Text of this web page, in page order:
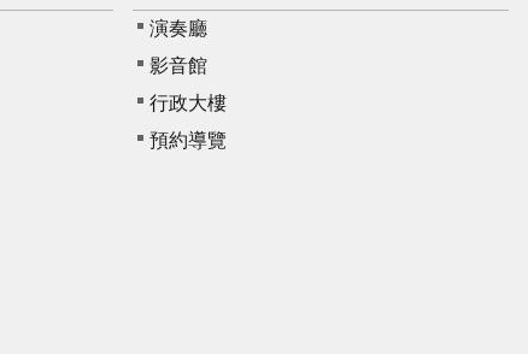
演奏廳
影音館
行政大樓
預約導覽